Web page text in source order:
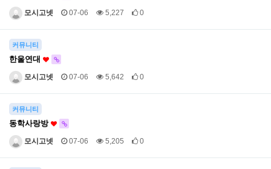
모시고넷 07-06 5,227 0
커뮤니티
한울연대
모시고넷 07-06 5,642 0
커뮤니티
동학사랑방
모시고넷 07-06 5,205 0